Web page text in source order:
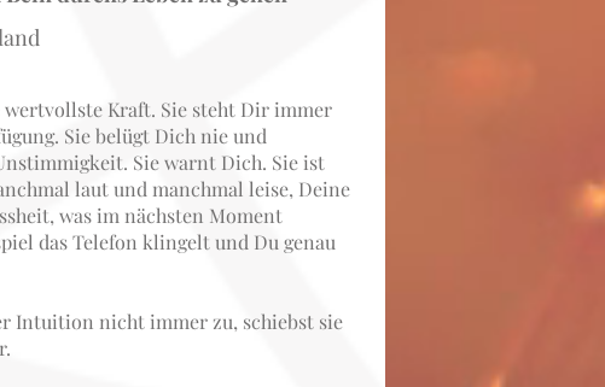
Kraft. Sie steht Dir immer
Sie belügt Dich nie und
Sie warnt Dich. Sie ist
laut und manchmal leise, Deine
was im nächsten Moment
das Telefon klingelt und Du genau
Intuition nicht immer zu, schiebst sie